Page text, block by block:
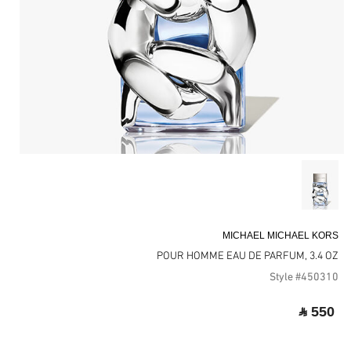
MICHAEL MICHAEL KORS
POUR HOMME EAU DE PARFUM, 3.4 OZ
Style #450310
‎ ⃁ 550 ‎